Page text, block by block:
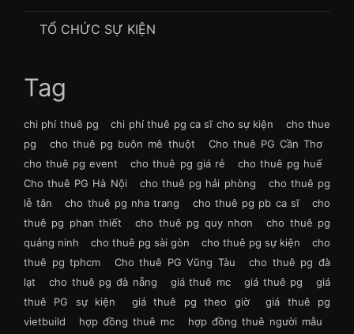
TỔ CHỨC SỰ KIỆN
Tag
chi phí thuê pg chi phí thuê pg ca sĩ cho sự kiện
cho thue
pg
cho thuê pg buôn mê thuột
Cho thuê PG Cần Thơ
cho thuê pg event
cho thuê pg giá rẻ
cho thuê pg huế
Cho thuê PG Hà Nội
cho thuê pg hải phòng
cho thuê pg
lễ tân
cho thuê pg nha trang cho thuê pg pb ca sĩ
cho
thuê pg phan thiết
cho thuê pg quy nhơn
cho thuê pg
quảng ninh
cho thuê pg sài gòn cho thuê pg sự kiện
cho
thuê pg tphcm
Cho thuê PG Vũng Tàu
cho thuê pg đà
lạt
cho thuê pg đà nẵng giá thuê mc giá thuê pg
giá
thuê PG sự kiện
giá thuê pg theo giờ
giá thuê pg
vietbuild
hợp đồng thuê mc hợp đồng thuê người mẫu